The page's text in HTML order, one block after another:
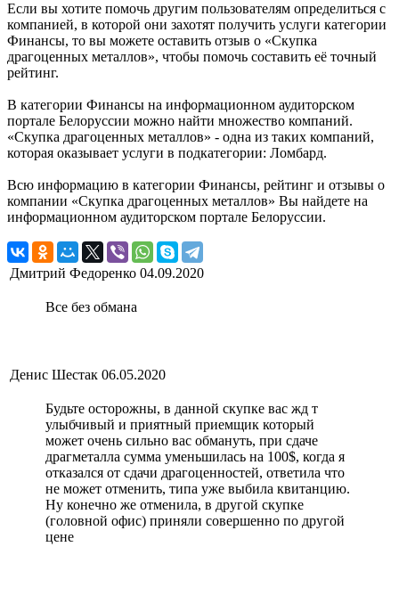
Если вы хотите помочь другим пользователям определиться с
компанией, в которой они захотят получить услуги категории
Финансы, то вы можете оставить отзыв о «Скупка
драгоценных металлов», чтобы помочь составить её точный
рейтинг.
В категории Финансы на информационном аудиторском
портале Белоруссии можно найти множество компаний.
«Скупка драгоценных металлов» - одна из таких компаний,
которая оказывает услуги в подкатегории: Ломбард.
Всю информацию в категории Финансы, рейтинг и отзывы о
компании «Скупка драгоценных металлов» Вы найдете на
информационном аудиторском портале Белоруссии.
Дмитрий Федоренко 04.09.2020
Все без обмана
Денис Шестак 06.05.2020
Будьте осторожны, в данной скупке вас жд т
улыбчивый и приятный приемщик который
может очень сильно вас обмануть, при сдаче
драгметалла сумма уменьшилась на 100$, когда я
отказался от сдачи драгоценностей, ответила что
не может отменить, типа уже выбила квитанцию.
Ну конечно же отменила, в другой скупке
(головной офис) приняли совершенно по другой
цене